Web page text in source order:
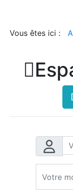
Vous êtes ici :
